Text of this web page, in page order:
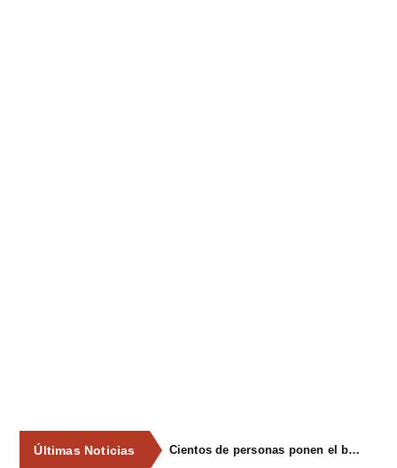
Últimas Noticias Cientos de personas ponen el broche final a las fiestas de La Salud de Lieres con la tradicional merienda